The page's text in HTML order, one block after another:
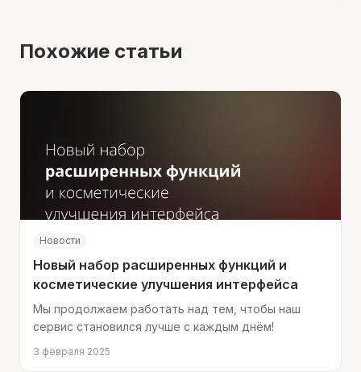
Похожие статьи
Новости
Новый набор расширенных функций и
косметические улучшения интерфейса
Мы продолжаем работать над тем, чтобы наш
сервис становился лучше с каждым днём!
3 февраля 2025